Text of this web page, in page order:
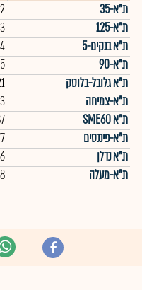
ת"א-35
ת"א-125
ת"א בנקים-5
ת"א-90
ת"א גלובל-בלוטק
ת"א-צמיחה
ת"א SME60
ת"א-פיננסים
ת"א נדלן
ת"א-מעלה